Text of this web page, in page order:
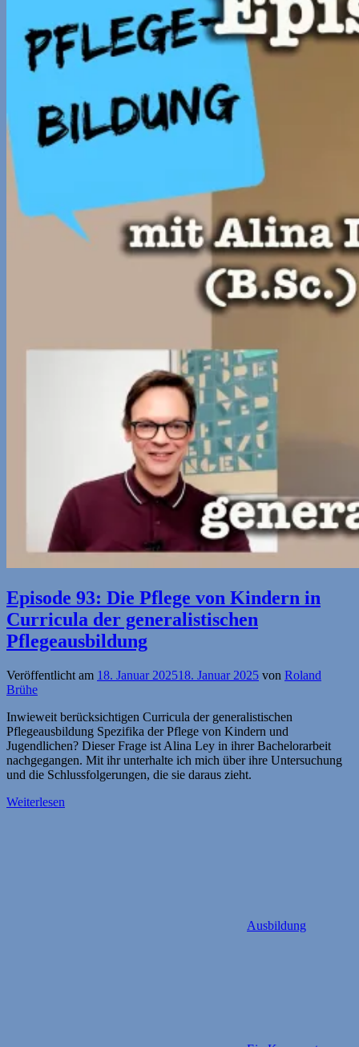
Episode 93: Die Pflege von Kindern in
Curricula der generalistischen
Pflegeausbildung
Veröffentlicht am 18. Januar 202518. Januar 2025 von Roland
Brühe
Inwieweit berücksichtigen Curricula der generalistischen
Pflegeausbildung Spezifika der Pflege von Kindern und
Jugendlichen? Dieser Frage ist Alina Ley in ihrer Bachelorarbeit
nachgegangen. Mit ihr unterhalte ich mich über ihre Untersuchung
und die Schlussfolgerungen, die sie daraus zieht.
Weiterlesen
Ausbildung